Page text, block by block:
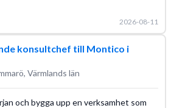
2026-08-11
konsultchef till Montico i
Värmlands län
och bygga upp en verksamhet som